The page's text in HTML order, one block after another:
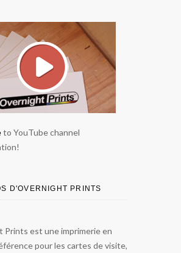
to YouTube channel
D'OVERNIGHT PRINTS
Prints est une imprimerie en
pour les cartes de visite,